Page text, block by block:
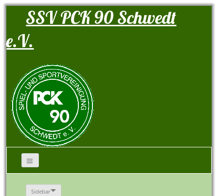
SSV PCK 90 Schwedt
e.V.
Sidebar